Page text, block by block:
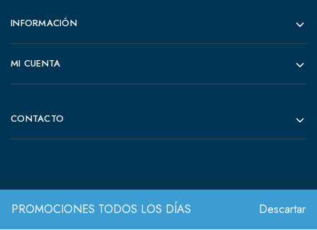
PROMOCIONES TODOS LOS DÍAS Descartar
INFORMACIÓN
MI CUENTA
CONTACTO
© 2022 Todos los derechos reservados.